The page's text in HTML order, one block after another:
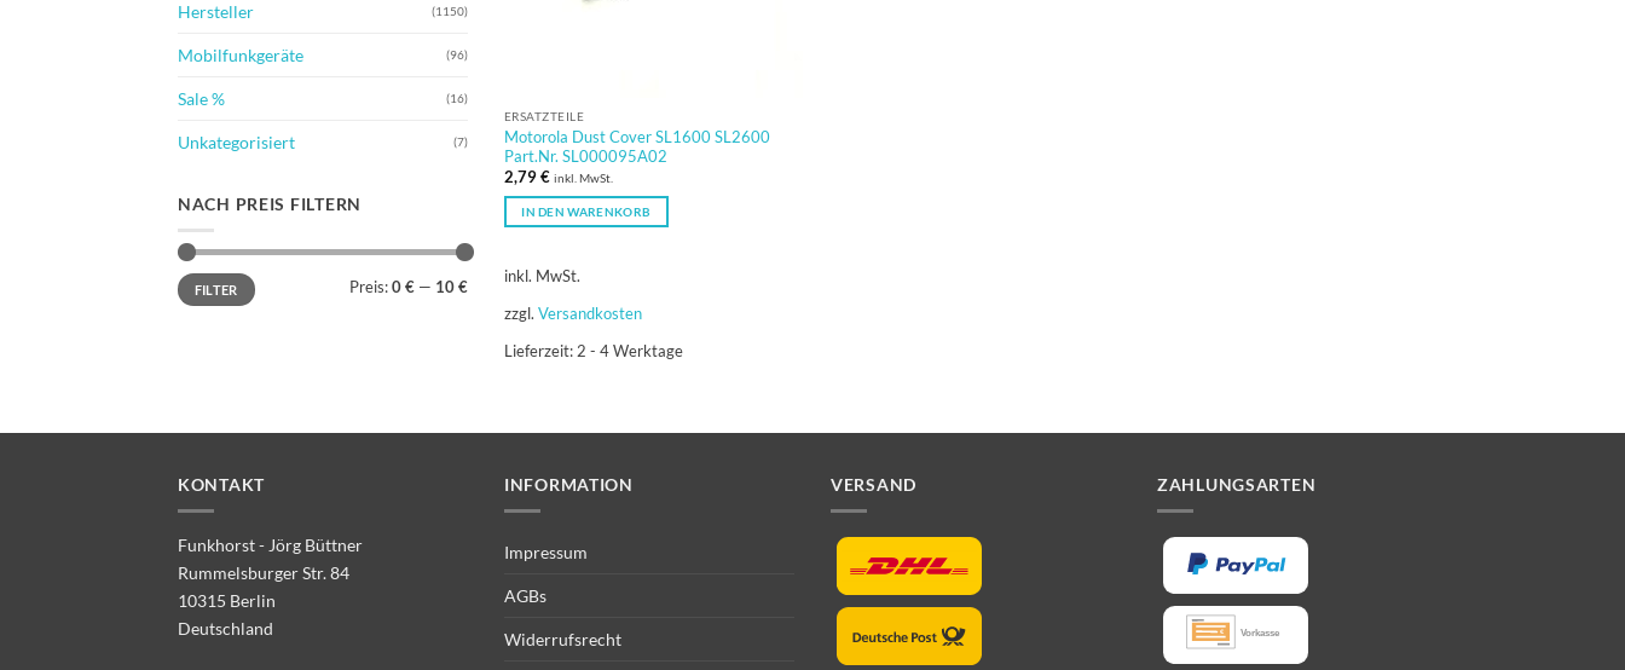
Hersteller (1150)
Mobilfunkgeräte (96)
Sale % (16)
Unkategorisiert (7)
NACH PREIS FILTERN
Min.
Preis
Max.
PreisFILTER Preis: 0 € — 10 €
ERSATZTEILE
Motorola Dust Cover SL1600 SL2600
Part.Nr. SL000095A02
2,79€ inkl. MwSt.
IN DEN WARENKORB
inkl. MwSt.
zzgl. Versandkosten
Lieferzeit: 2 - 4 Werktage
KONTAKT
Funkhorst - Jörg Büttner
Rummelsburger Str. 84
10315 Berlin
Deutschland
INFORMATION
Impressum
AGBs
Widerrufsrecht
VERSAND ZAHLUNGSARTEN